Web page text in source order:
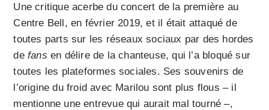
Une critique acerbe du concert de la première au
Centre Bell, en février 2019, et il était attaqué de
toutes parts sur les réseaux sociaux par des hordes
defansen délire de la chanteuse, qui l’a bloqué sur
toutes les plateformes sociales. Ses souvenirs de
l’origine du froid avec Marilou sont plus flous – il
mentionne une entrevue qui aurait mal tourné –,